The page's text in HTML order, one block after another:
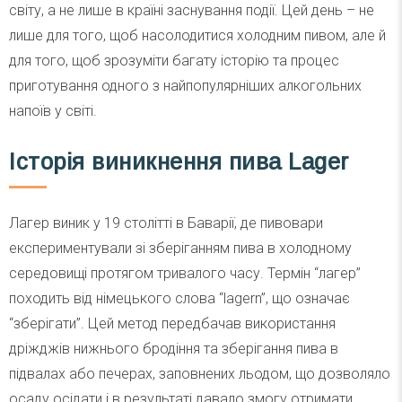
світу, а не лише в країні заснування події. Цей день – не
лише для того, щоб насолодитися холодним пивом, але й
для того, щоб зрозуміти багату історію та процес
приготування одного з найпопулярніших алкогольних
напоїв у світі.
Історія виникнення пива Lager
Лагер виник у 19 столітті в Баварії, де пивовари
експериментували зі зберіганням пива в холодному
середовищі протягом тривалого часу. Термін “лагер”
походить від німецького слова “lagern”, що означає
“зберігати”. Цей метод передбачав використання
дріжджів нижнього бродіння та зберігання пива в
підвалах або печерах, заповнених льодом, що дозволяло